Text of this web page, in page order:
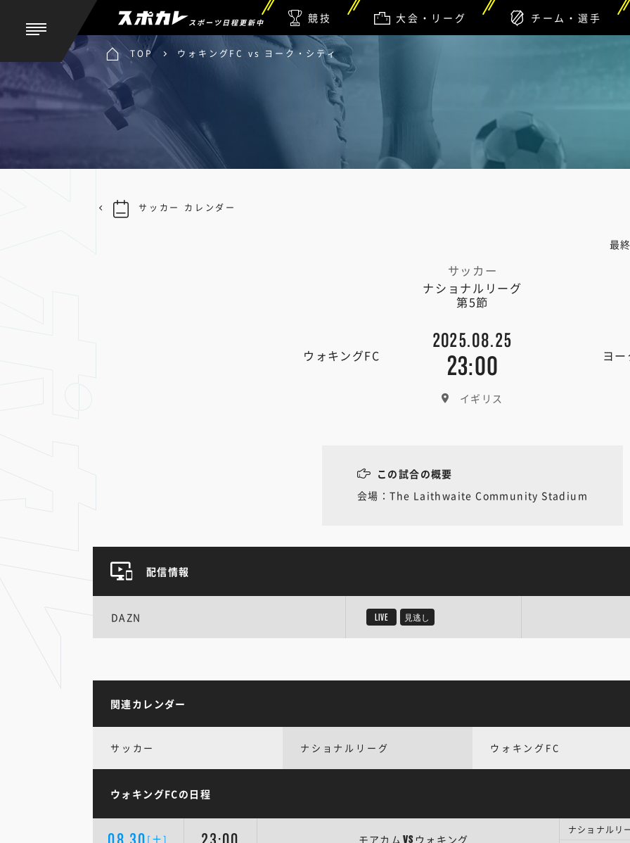
スポーツ日程更新中 競技 大会・リーグ チーム・選手
TOP ウォキングFC vs ヨーク・シティ
最
サッカー
ナショナルリーグ
第5節
ウォキングFC
2025.08.25
23:00 ヨ
イギリス
サッカー カレンダー
この試合の概要
会場：The Laithwaite Community Stadium
配信情報
DAZN LIVE 見逃し
関連カレンダー
サッカー ナショナルリーグ ウォキングFC
ウォキングFCの日程
08.30 [土] 23:00 モアカム VS ウォキング
ナショナル